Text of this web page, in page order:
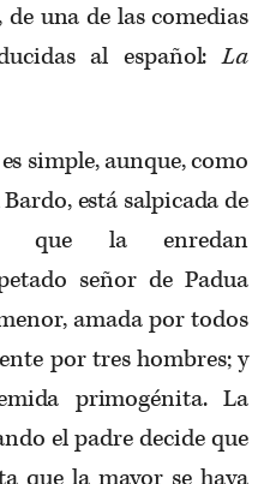
una de las comedias
al español:La
es simple, aunque, como
está salpicada de
que la enredan
señor de Padua
amada por todos
por tres hombres; y
primogénita. La
el padre decide que